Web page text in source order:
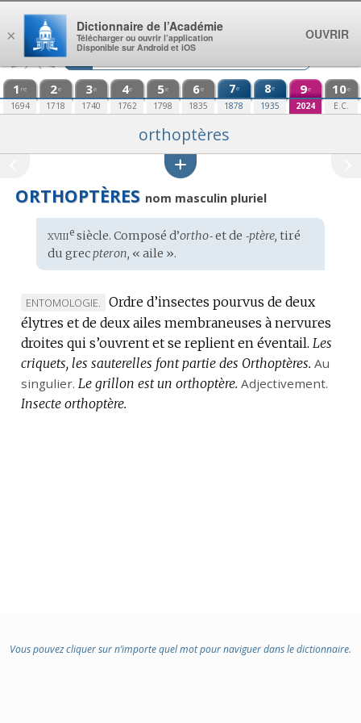
Aller au contenu
1 re
1694
2e
1718
3e
1740
4e
1762
5e
1798
6e
1835
7e
1878
8e
1935
9e
2024
10e
E.C.
orthoptères
ORTHOPTÈRES nom masculin pluriel
Étymologie
:
xviiiesiècle. Composé d’ortho‑et de ‑ptère, tiré
du grecpteron, « aile ».
MARQUE
DE
DOMAINE
:
ENTOMOLOGIE.
Ordre d’insectes pourvus de deux
élytres et de deux ailes membraneuses à nervures
droites qui s’ouvrent et se replient en éventail. Les
criquets, les sauterelles font partie des Orthoptères. Au
singulier. Le grillon est un orthoptère. Adjectivement.
Insecte orthoptère.
Vous pouvez cliquer sur n’importe quel mot pour naviguer dans le dictionnaire.
×
Dictionnaire de l’Académie
Télécharger ou ouvrir l’application
Disponible sur Android et iOS
OUVRIR